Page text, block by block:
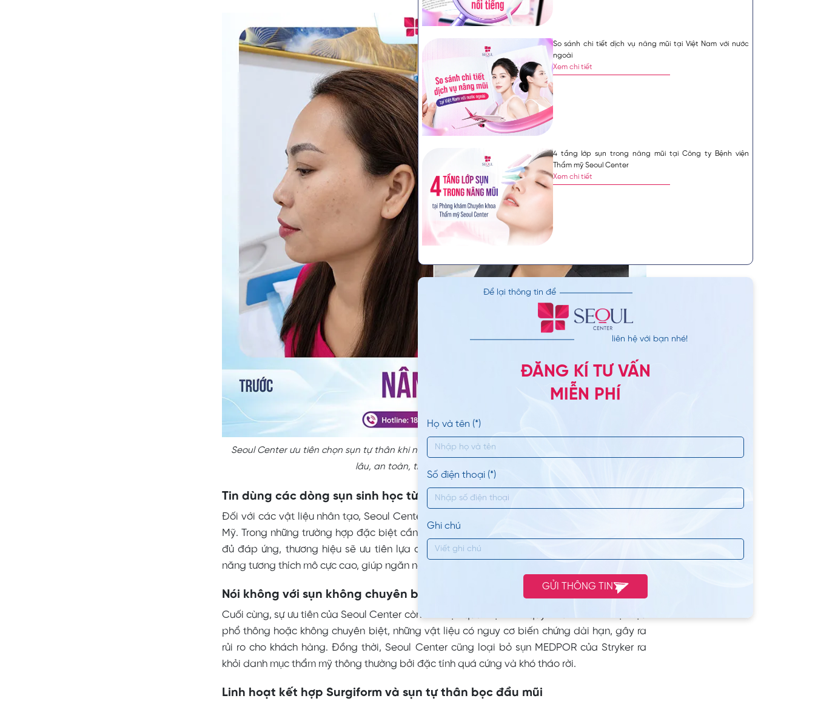
Seoul Center ưu tiên chọn sụn tự thân khi nâng mũi cho khách hàng nhằm duy trì kết quả bền
lâu, an toàn, tránh nguy cơ đào thải
Tin dùng các dòng sụn sinh học từ Mỹ
Đối với các vật liệu nhân tạo, Seoul Center chỉ tin dùng các dòng sụn sinh học cao cấp từ
Mỹ. Trong những trường hợp đặc biệt cần bổ sung độ cao sống mũi mà sụn tự thân không
đủ đáp ứng, thương hiệu sẽ ưu tiên lựa chọn Surgiform (ePTFE). Đây là dòng sụn có khả
năng tương thích mô cực cao, giúp ngăn ngừa tình trạng co rút và bóng đỏ.
Nói không với sụn không chuyên biệt, không có nguồn gốc
Cuối cùng, sự ưu tiên của Seoul Center còn thể hiện qua việc kiên quyết từ chối các vật liệu
phổ thông hoặc không chuyên biệt, những vật liệu có nguy cơ biến chứng dài hạn, gây ra
rủi ro cho khách hàng. Đồng thời, Seoul Center cũng loại bỏ sụn MEDPOR của Stryker ra
khỏi danh mục thẩm mỹ thông thường bởi đặc tính quá cứng và khó tháo rời.
Linh hoạt kết hợp Surgiform và sụn tự thân bọc đầu mũi
So sánh chi tiết dịch vụ nâng mũi tại Việt Nam với nước
ngoài
Xem chi tiết
4 tầng lớp sụn trong nâng mũi tại Công ty Bệnh viện
Thẩm mỹ Seoul Center
Xem chi tiết
Để lại thông tin để
liên hệ với bạn nhé!
ĐĂNG KÍ TƯ VẤN
MIỄN PHÍ
Họ và tên (*)
Số điện thoại (*)
Ghi chú
GỬI THÔNG TIN